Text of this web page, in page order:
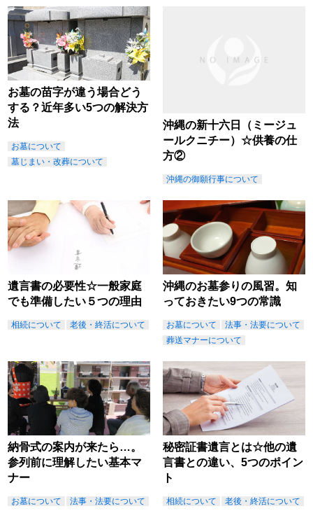
お墓の苗字が違う場合どう
する？近年多い5つの解決方
法
お墓について
墓じまい・改葬について
沖縄の新十六日（ミージュ
ールクニチー）☆供養の仕
方②
沖縄の御願行事について
遺言書の必要性☆一般家庭
でも準備したい５つの理由
相続について 老後・終活について
沖縄のお墓参りの風習。知
っておきたい9つの常識
お墓について
法事・法要について
葬送マナーについて
納骨式の案内が来たら…。
参列前に理解したい基本マ
ナー
お墓について 法事・法要について
秘密証書遺言とは☆他の遺
言書との違い、5つのポイン
ト
相続について 老後・終活について